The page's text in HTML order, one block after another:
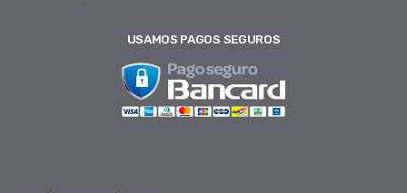
USAMOS PAGOS SEGUROS